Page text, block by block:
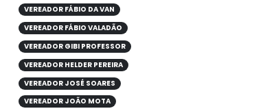
VEREADOR FÁBIO DA VAN
VEREADOR FÁBIO VALADÃO
VEREADOR GIBI PROFESSOR
VEREADOR HELDER PEREIRA
VEREADOR JOSÉ SOARES
VEREADOR JOÃO MOTA